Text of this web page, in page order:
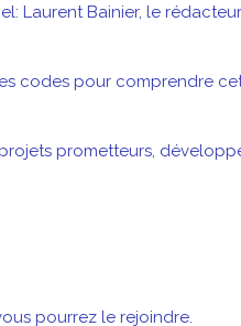
Laurent Bainier, le
codes pour comprendre
prometteurs,
pourrez le rejoindre.